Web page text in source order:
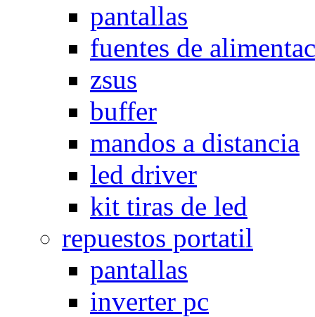
pantallas
fuentes de
zsus
buffer
mandos a distancia
led driver
kit tiras de led
repuestos portatil
pantallas
inverter pc